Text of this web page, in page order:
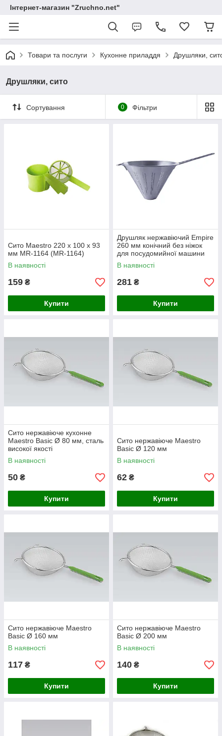
Інтернет-магазин "Zruchno.net"
Товари та послуги Кухонне приладдя Друшляки,
Друшляки, сито
Сортування 0 Фільтри
Сито Maestro 220 х 100 х 93
мм MR-1164 (MR-1164)
В наявності
159 ₴
Купити
Друшляк нержавіючий Empire
260 мм конічний без ніжок
для посудомийної машини
(Китай)
В наявності
281 ₴
Купити
Сито нержавіюче кухонне
Maestro Basic Ø 80 мм, сталь
високої якості
В наявності
50 ₴
Купити
Сито нержавіюче Maestro
Basic Ø 120 мм
В наявності
62 ₴
Купити
Сито нержавіюче Maestro
Basic Ø 160 мм
В наявності
117 ₴
Купити
Сито нержавіюче Maestro
Basic Ø 200 мм
В наявності
140 ₴
Купити